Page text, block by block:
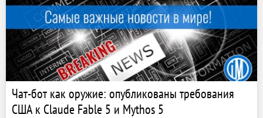
Чат-бот как оружие: опубликованы требования
США к Claude Fable 5 и Mythos 5